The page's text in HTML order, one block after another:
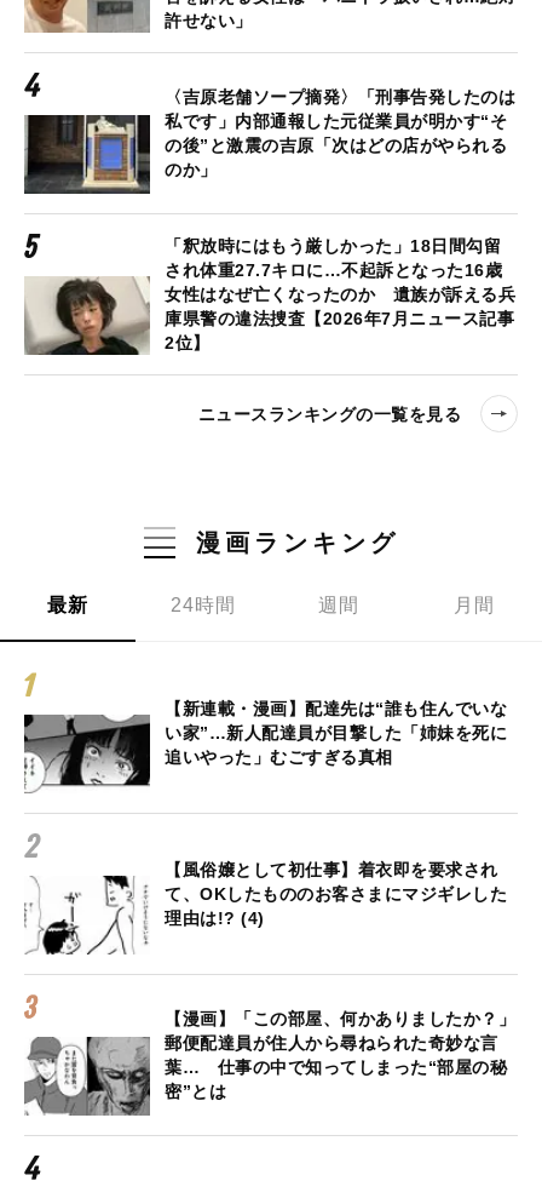
許せない」
〈吉原老舗ソープ摘発〉「刑事告発したのは
私です」内部通報した元従業員が明かす“そ
の後”と激震の吉原「次はどの店がやられる
のか」
「釈放時にはもう厳しかった」18日間勾留
され体重27.7キロに…不起訴となった16歳
女性はなぜ亡くなったのか 遺族が訴える兵
庫県警の違法捜査【2026年7月ニュース記事
2位】
ニュースランキングの一覧を見る
漫画ランキング
最新 24時間 週間 月間
【新連載・漫画】配達先は“誰も住んでいな
い家”…新人配達員が目撃した「姉妹を死に
追いやった」むごすぎる真相
【風俗嬢として初仕事】着衣即を要求され
て、OKしたもののお客さまにマジギレした
理由は!? (4)
【漫画】「この部屋、何かありましたか？」
郵便配達員が住人から尋ねられた奇妙な言
葉… 仕事の中で知ってしまった“部屋の秘
密”とは